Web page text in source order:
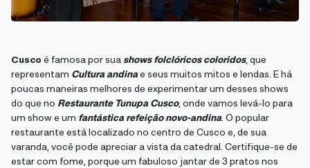
Cuscoé famosa por suashows folclóricos coloridos, que
representam Cultura andinae seus muitos mitos e lendas. E há
poucas maneiras melhores de experimentar um desses shows
do que no Restaurante Tunupa Cusco, onde vamos levá-lo para
um show e um fantástica refeição novo-andina . O popular
restaurante está localizado no centro de Cusco e, de sua
varanda, você pode apreciar a vista da catedral. Certifique-se de
estar com fome, porque um fabuloso jantar de 3 pratos nos